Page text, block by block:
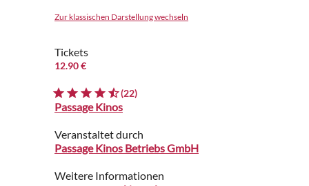
Zur klassischen Darstellung wechseln
Tickets
12.90 €
(22)
Passage Kinos
Veranstaltet durch
Passage Kinos Betriebs GmbH
Weitere Informationen